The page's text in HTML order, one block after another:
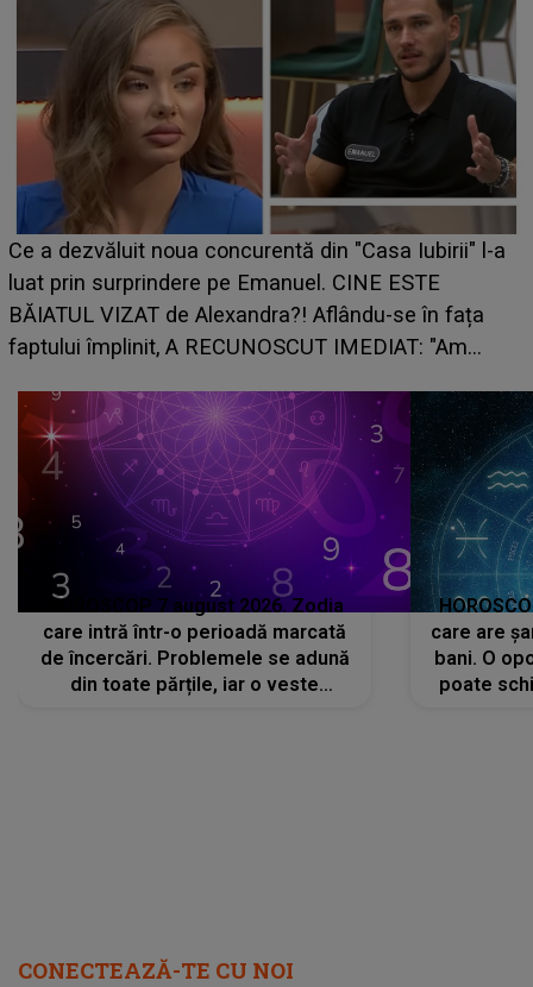
Ce a dezvăluit noua concurentă din "Casa Iubirii" l-a
luat prin surprindere pe Emanuel. CINE ESTE
BĂIATUL VIZAT de Alexandra?! Aflându-se în fața
faptului împlinit, A RECUNOSCUT IMEDIAT: "Am
HOROSCOP 7 august 2026. Zodia
care intră într-o perioadă marcată
de încercări. Problemele se adună
din toate părțile, iar o veste
care are
bani. O
poate
CONECTEAZĂ-TE CU NOI